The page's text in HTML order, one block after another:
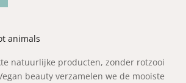
animals
natuurlijke producten, zonder rotzooi
beauty verzamelen we de mooiste